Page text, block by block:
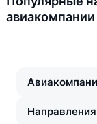
Направления